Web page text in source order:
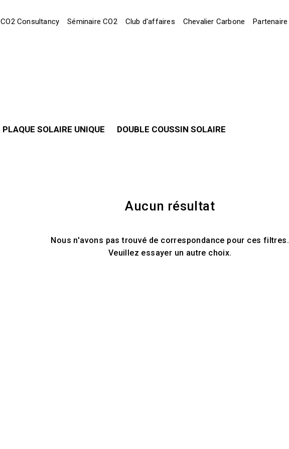
CO2 Consultancy Séminaire CO2 Club d'affaires Chevalier Carbone Partenaire
PLAQUE SOLAIRE UNIQUE DOUBLE COUSSIN SOLAIRE
Aucun résultat
Nous n'avons pas trouvé de correspondance pour ces filtres.
Veuillez essayer un autre choix.